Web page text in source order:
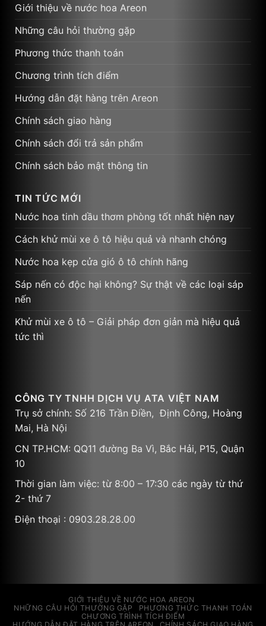
Giới thiệu về nước hoa Areon
Những câu hỏi thường gặp
Phương thức thanh toán
Chương trình tích điểm
Hướng dẫn đặt hàng trên Areon
Chính sách giao hàng
Chính sách đổi trả sản phẩm
Chính sách bảo mật thông tin
TIN TỨC MỚI
Nước hoa tinh dầu thơm phòng tốt nhất hiện nay
Cách khử mùi xe ô tô hiệu quả và nhanh chóng
Nước hoa kẹp cửa gió ô tô chính hãng
Sáp nến có độc hại không? Sự thật về các loại sáp
nến
Khử mùi xe ô tô – Giải pháp đơn giản mà hiệu quả
tức thì
CÔNG TY TNHH DỊCH VỤ ATA VIỆT NAM
Trụ sở chính: Số 216 Trần Điền, Định Công, Hoàng
Mai, Hà Nội
CN TP.HCM: QQ11 đường Ba Vì, Bắc Hải, P15, Quận
10
Thời gian làm việc: từ 8:00 – 17:30 các ngày từ thứ
2- thứ 7
Điện thoại : 0903.28.28.00
GIỚI THIỆU VỀ NƯỚC HOA AREON
NHỮNG CÂU HỎI THƯỜNG GẶP
PHƯƠNG THỨC THANH TOÁN
CHƯƠNG TRÌNH TÍCH ĐIỂM